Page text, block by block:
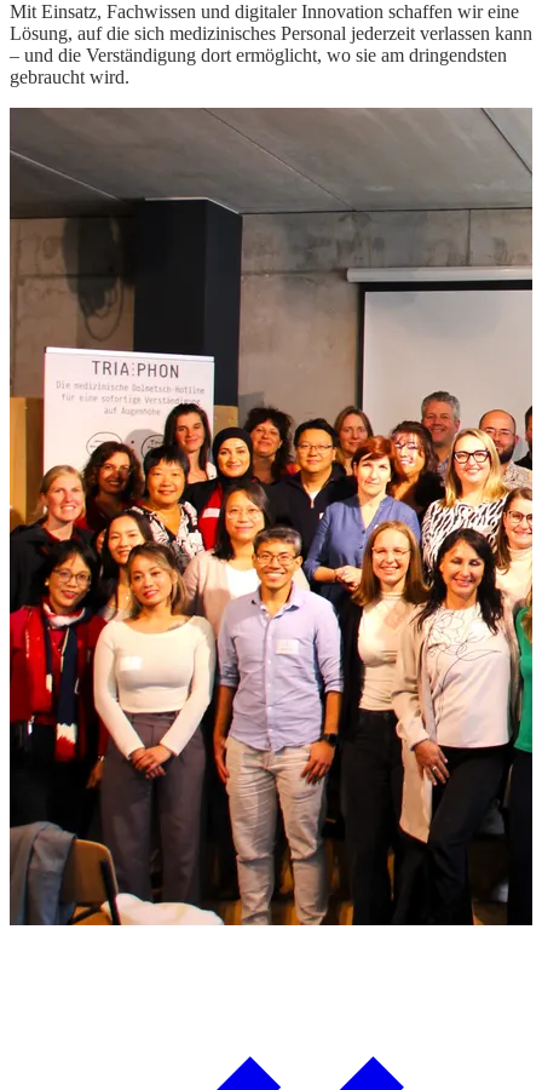
Mit Einsatz, Fachwissen und digitaler Innovation schaffen wir eine
Lösung, auf die sich medizinisches Personal jederzeit verlassen kann
– und die Verständigung dort ermöglicht, wo sie am dringendsten
gebraucht wird.